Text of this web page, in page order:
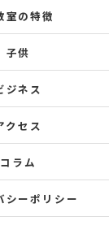
室の特徴
子供
ジネス
クセス
コラム
シーポリシー